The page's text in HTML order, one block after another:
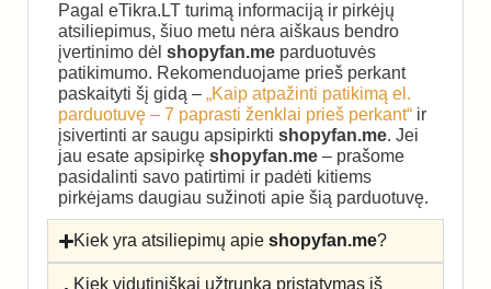
Pagal eTikra.LT turimą informaciją ir pirkėjų
atsiliepimus, šiuo metu nėra aiškaus bendro
įvertinimo dėl shopyfan.me parduotuvės
patikimumo. Rekomenduojame prieš perkant
paskaityti šį gidą – „Kaip atpažinti patikimą el.
parduotuvę – 7 paprasti ženklai prieš perkant“ ir
įsivertinti ar saugu apsipirkti shopyfan.me. Jei
jau esate apsipirkę shopyfan.me – prašome
pasidalinti savo patirtimi ir padėti kitiems
pirkėjams daugiau sužinoti apie šią parduotuvę.
Kiek yra atsiliepimų apieshopyfan.me?
Kiek vidutiniškai užtrunka pristatymas iš